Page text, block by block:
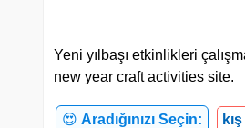
Yeni yılbaşı etkinlikleri
new year craft activities site.
😍 Aradığınızı Seçin: